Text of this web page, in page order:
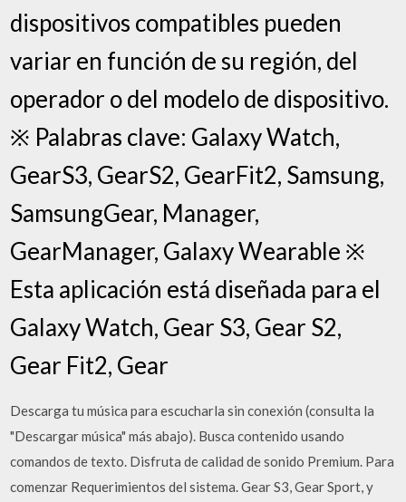
dispositivos compatibles pueden
variar en función de su región, del
operador o del modelo de dispositivo.
※ Palabras clave: Galaxy Watch,
GearS3, GearS2, GearFit2, Samsung,
SamsungGear, Manager,
GearManager, Galaxy Wearable ※
Esta aplicación está diseñada para el
Galaxy Watch, Gear S3, Gear S2,
Gear Fit2, Gear
Descarga tu música para escucharla sin conexión (consulta la
"Descargar música" más abajo). Busca contenido usando
comandos de texto. Disfruta de calidad de sonido Premium. Para
comenzar Requerimientos del sistema. Gear S3, Gear Sport, y